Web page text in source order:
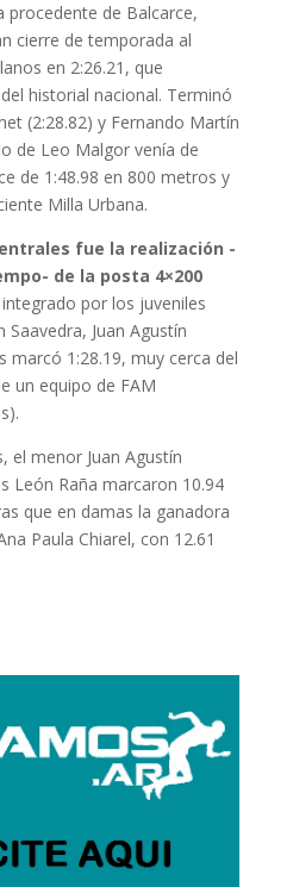
procedente de Balcarce,
cierre de temporada al
en 2:26.21, que
historial nacional. Terminó
(2:28.82) y Fernando Martín
de Leo Malgor venía de
de 1:48.98 en 800 metros y
Milla Urbana.
fue la realización -
de la posta 4×200
por los juveniles
Juan Agustín
marcó 1:28.19, muy cerca del
un equipo de FAM
el menor Juan Agustín
León Raña marcaron 10.94
que en damas la ganadora
Paula Chiarel, con 12.61